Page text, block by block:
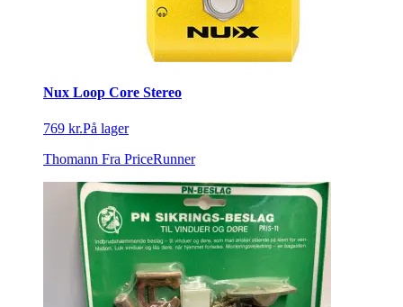
Nux Loop Core Stereo
769 kr.På lager
Thomann Fra PriceRunner